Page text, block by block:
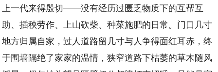
上一代来得殷切——没有经历过匮乏物质下的互帮互
助、插秧劳作、上山砍柴、种菜施肥的日常。门口几寸
地方归属自家，过人道路留几寸与人争得面红耳赤，终
于围墙隔绝了家家的温情，狭窄道路下枯萎的草木随风